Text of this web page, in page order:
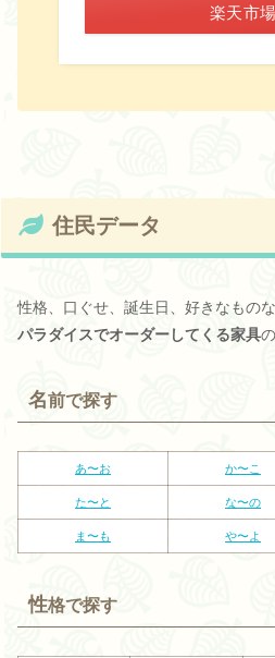
楽天市場
住民データ
性格、口ぐせ、誕生日、好きなものな
パラダイスでオーダーしてくる家具
名前で探す
あ〜お か〜こ
た〜と な〜の
ま〜も や〜よ
性格で探す